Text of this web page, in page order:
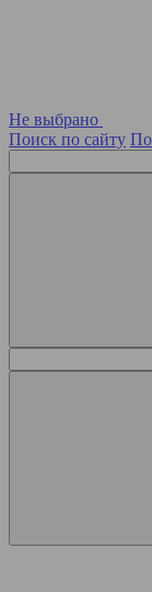
Не выбрано
Поиск по сайту